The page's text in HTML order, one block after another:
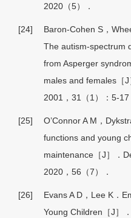
2020（5）．
[24]
Baron-Cohen S，
The autism-spectrum
from Asperger
males and females［J
2001，31（1）：5-17
[25]
O’Connor A M，
functions and young
maintenance［J］．
2020，56（7）．
[26]
Evans A D，Lee K．
Young Children［J］